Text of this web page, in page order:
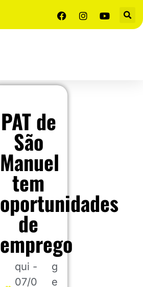
PAT de
São
Manuel
tem
oportunidades
de
emprego
qui -
07/0
g
e